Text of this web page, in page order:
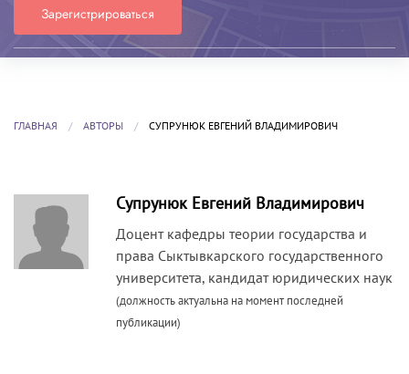
Зарегистрироваться
ГЛАВНАЯ АВТОРЫ СУПРУНЮК ЕВГЕНИЙ ВЛАДИМИРОВИЧ
Супрунюк Евгений Владимирович
Доцент кафедры теории государства и
права Сыктывкарского государственного
университета, кандидат юридических наук
(должность актуальна на момент последней
публикации)